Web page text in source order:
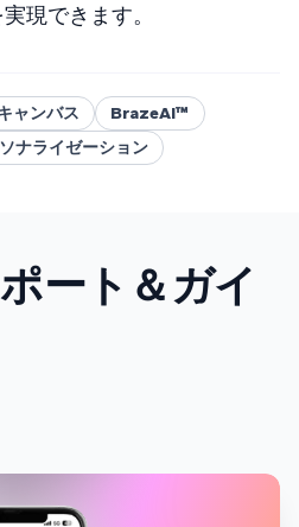
現できます。
ャンバス
BrazeAI™
ナライゼーション
ート＆ガイ